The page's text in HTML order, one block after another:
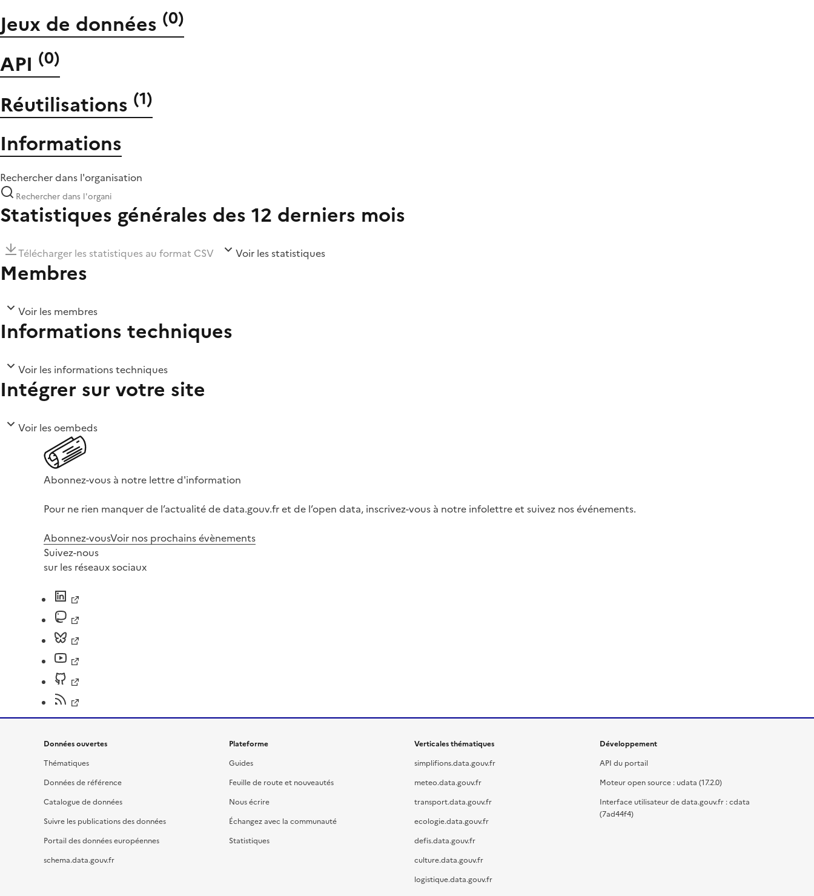
Jeux de données (0)
API (0)
Réutilisations (1)
Informations
Rechercher dans l'organisation
Statistiques générales des 12 derniers mois
Télécharger les statistiques au format CSV Voir les statistiques
Membres
Voir les membres
Informations techniques
Voir les informations techniques
Intégrer sur votre site
Voir les oembeds
Abonnez-vous à notre lettre d'information
Pour ne rien manquer de l’actualité de data.gouv.fr et de l’open data, inscrivez-vous à notre infolettre et suivez nos événements.
Abonnez-vousVoir nos prochains évènements
Suivez-nous
sur les réseaux sociaux
Données ouvertes
Thématiques
Données de référence
Catalogue de données
Suivre les publications des données
Portail des données européennes
schema.data.gouv.fr
Plateforme
Guides
Feuille de route et nouveautés
Nous écrire
Échangez avec la communauté
Statistiques
Verticales thématiques
simplifions.data.gouv.fr
meteo.data.gouv.fr
transport.data.gouv.fr
ecologie.data.gouv.fr
defis.data.gouv.fr
culture.data.gouv.fr
logistique.data.gouv.fr
Développement
API du portail
Moteur open source : udata (17.2.0)
Interface utilisateur de data.gouv.fr : cdata
(7ad44f4)